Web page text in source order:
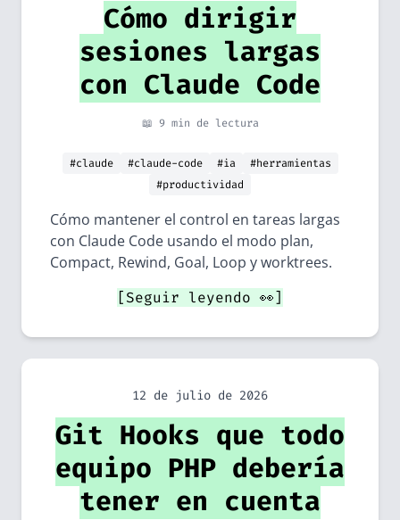
Cómo dirigir
sesiones largas
con Claude Code
📖 9 min de lectura
#claude #claude-code #ia
#herramientas
#productividad
Cómo mantener el control en tareas largas
con Claude Code usando el modo plan,
Compact, Rewind, Goal, Loop y worktrees.
[Seguir leyendo 👀]
12 de julio de 2026
Git Hooks que todo
equipo PHP debería
tener en cuenta